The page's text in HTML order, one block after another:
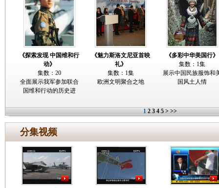
《探索发现 中国维和行
动》
集数：20
全面展示我军参加联合
国维和行动的历史进
《魅力斯洛文尼亚首映
礼》
集数：1集
欧洲文明聚合之地
《多彩中华美国行》
集数：1集
展示中国民族服饰和
国风土人情
1 2 3 4 5 > >>
分集视频